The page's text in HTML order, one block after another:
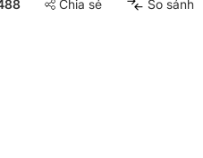
Chia sẻ So sánh